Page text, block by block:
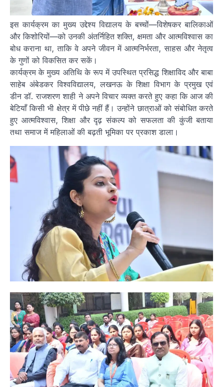
इस कार्यक्रम का मुख्य उद्देश्य विद्यालय के बच्चों—विशेषकर बालिकाओं
और किशोरियों—को उनकी अंतर्निहित शक्ति, क्षमता और आत्मविश्वास का
बोध कराना था, ताकि वे अपने जीवन में आत्मनिर्भरता, साहस और नेतृत्व
के गुणों को विकसित कर सकें।
कार्यक्रम के मुख्य अतिथि के रूप में उपस्थित प्रसिद्ध शिक्षाविद और बाबा
साहेब अंबेडकर विश्वविद्यालय, लखनऊ के शिक्षा विभाग के प्रमुख एवं
डीन डॉ. राजशरण शाही ने अपने विचार व्यक्त करते हुए कहा कि आज की
बेटियाँ किसी भी क्षेत्र में पीछे नहीं हैं। उन्होंने छात्राओं को संबोधित करते
हुए आत्मविश्वास, शिक्षा और दृढ़ संकल्प को सफलता की कुंजी बताया
तथा समाज में महिलाओं की बढ़ती भूमिका पर प्रकाश डाला।